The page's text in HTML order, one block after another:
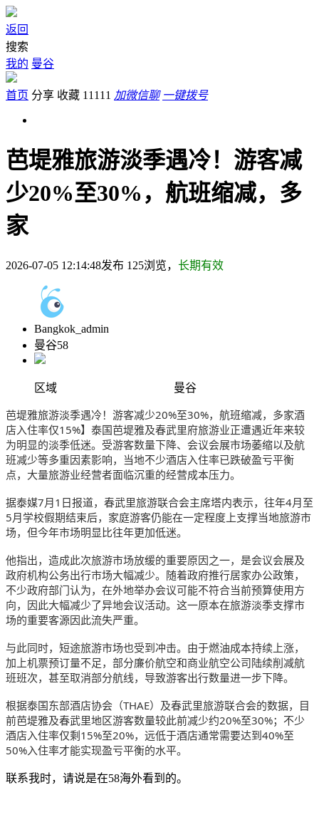
返回
搜索
我的 曼谷
首页 分享 收藏 11111 加微信聊 一键拨号
​芭堤雅旅游淡季遇冷！游客减
少20%至30%，航班缩减，多
家
2026-07-05 12:14:48发布 125浏览， 长期有效
Bangkok_admin
曼谷58
区域 曼谷
芭堤雅旅游淡季遇冷！游客减少20%至30%，航班缩减，多家酒
店入住率仅15%】泰国芭堤雅及春武里府旅游业正遭遇近年来较
为明显的淡季低迷。受游客数量下降、会议会展市场萎缩以及航
班减少等多重因素影响，当地不少酒店入住率已跌破盈亏平衡
点，大量旅游业经营者面临沉重的经营成本压力。
据泰媒7月1日报道，春武里旅游联合会主席塔内表示，往年4月至
5月学校假期结束后，家庭游客仍能在一定程度上支撑当地旅游市
场，但今年市场明显比往年更加低迷。
他指出，造成此次旅游市场放缓的重要原因之一，是会议会展及
政府机构公务出行市场大幅减少。随着政府推行居家办公政策，
不少政府部门认为，在外地举办会议可能不符合当前预算使用方
向，因此大幅减少了异地会议活动。这一原本在旅游淡季支撑市
场的重要客源因此流失严重。
与此同时，短途旅游市场也受到冲击。由于燃油成本持续上涨，
加上机票预订量不足，部分廉价航空和商业航空公司陆续削减航
班班次，甚至取消部分航线，导致游客出行数量进一步下降。
根据泰国东部酒店协会（THAE）及春武里旅游联合会的数据，目
前芭堤雅及春武里地区游客数量较此前减少约20%至30%；不少
酒店入住率仅剩15%至20%，远低于酒店通常需要达到40%至
50%入住率才能实现盈亏平衡的水平。
联系我时，请说是在58海外看到的。